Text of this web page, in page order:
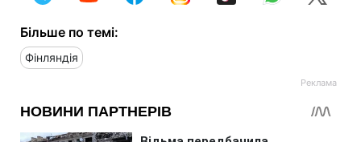
Більше по темі:
Фінляндія